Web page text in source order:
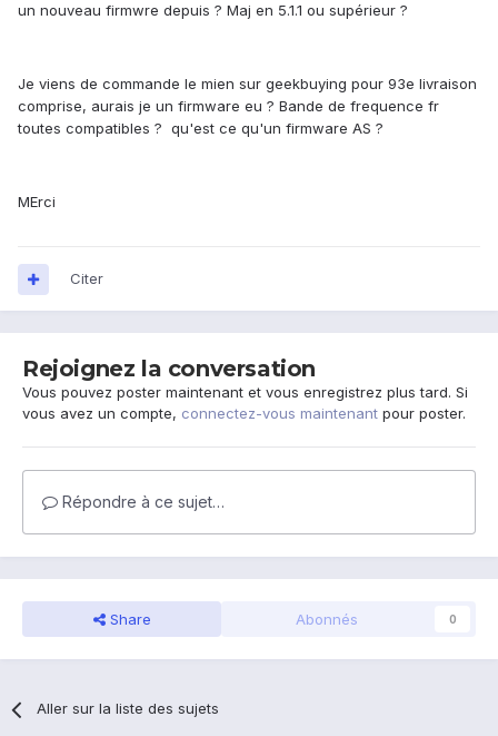
un nouveau firmwre depuis ? Maj en 5.1.1 ou supérieur ?
Je viens de commande le mien sur geekbuying pour 93e livraison
comprise, aurais je un firmware eu ? Bande de frequence fr
toutes compatibles ? qu'est ce qu'un firmware AS ?
MErci
Citer
Rejoignez la conversation
Vous pouvez poster maintenant et vous enregistrez plus tard. Si
vous avez un compte, connectez-vous maintenant pour poster.
Répondre à ce sujet…
Share Abonnés 0
Aller sur la liste des sujets